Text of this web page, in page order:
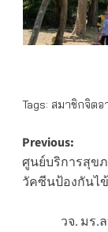
Tags: สมาชิกจิต
Post
Previous:
ศูนย์บริการสุข
วัคซีนป้องกันไ
วจ. มร.